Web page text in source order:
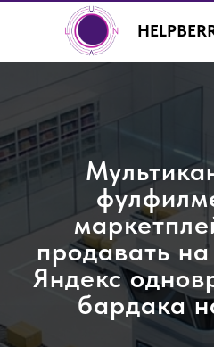
+7 (499)
продавать
Яндекс
бардака